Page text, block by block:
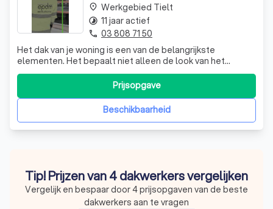
Het dak van je woning is een van de belangrijkste
elementen. Het bepaalt niet alleen de look van het
geheel, maar beschermt ook tegen alle invloeden van
bijbouwen, aanbouwen, opbouwen,… ga je dus beter in zee
met een specialist ter zake. EPDM
Beschikbaarheid
Prijsopgave
place Werkgebied Tielt
timelapse 11 jaar actief
phone 03 808 71 50
Tip! Prijzen van 4 dakwerkers vergelijken
Vergelijk en bespaar door 4 prijsopgaven van de beste
dakwerkers aan te vragen